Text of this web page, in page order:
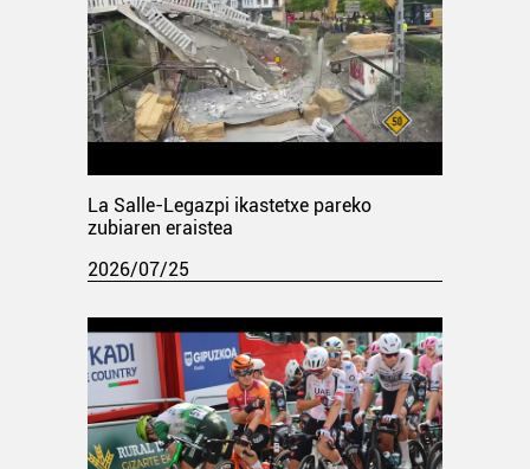
La Salle-Legazpi ikastetxe pareko
zubiaren eraistea
2026/07/25